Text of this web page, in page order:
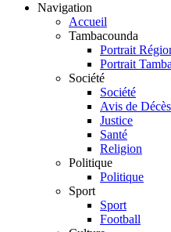
Navigation
Accueil
Tambacounda
Portrait
Portrait
Société
Société
Avis de Décès
Justice
Santé
Religion
Politique
Politique
Sport
Sport
Football